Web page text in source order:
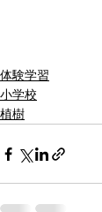
体験学習
小学校
植樹